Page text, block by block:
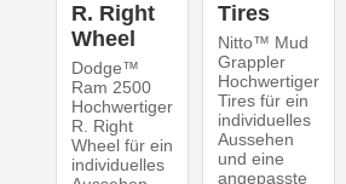
R. Right
Wheel
Dodge™
Ram 2500
Hochwertiger
R. Right
Wheel für ein
individuelles
Tires
Nitto™ Mud
Grappler
Hochwertiger
Tires für ein
individuelles
Aussehen
und eine
angepasste